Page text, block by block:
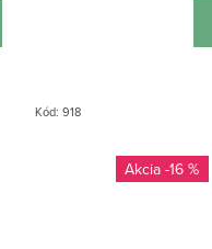
Kód: 918
-16 %